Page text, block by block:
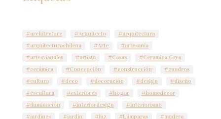
#architecture #Arquitecto
#arquitectura
#arquitecturachilena
#Arte
#artesanía
#artesvisuales
#artista #Casas
#Ceramica Gres
#cerámica
#Concepción #construcción
#cuadros
#cultura
#deco #decoración #design
#diseño
#escultura
#exteriores #hogar
#homedecor
#iluminación
#interiordesign
#interiorismo
#jardines
#jardín #luz #Lámparas #madera